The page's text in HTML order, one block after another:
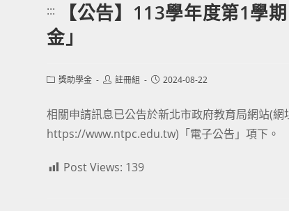
:::
【公告】113學年度第1學
金」
Post獎助學金
Post註冊組
Post2024-08-22
相關申請訊息已公告於新北市政府教育局網站(網
https://www.ntpc.edu.tw)「電子公告」項下。
Post Views: 139